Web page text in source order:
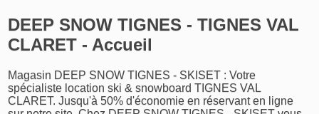
DEEP SNOW TIGNES - TIGNES VAL
CLARET - Accueil
Magasin DEEP SNOW TIGNES - SKISET : Votre
spécialiste location ski & snowboard TIGNES VAL
CLARET. Jusqu'à 50% d'économie en réservant en ligne